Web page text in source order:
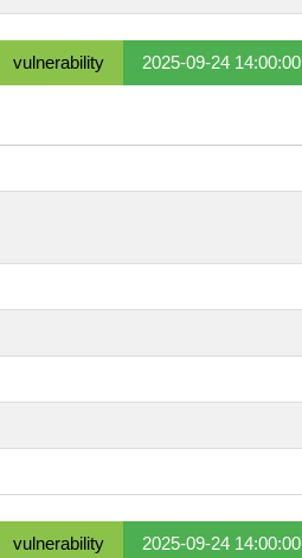
vulnerability 2025-09-24 14:00:00
vulnerability 2025-09-24 14:00:00